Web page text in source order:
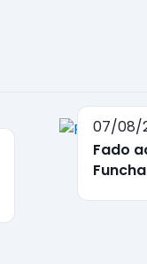
07/08/
Fado